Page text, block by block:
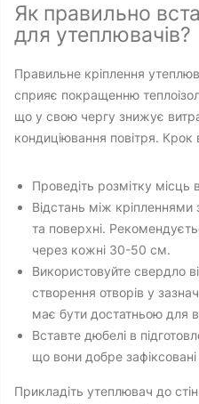
Як правильно
для утеплювачів?
Правильне кріплення
сприяє покращенню
що у свою чергу знижує
кондиціювання повітря. Крок
Проведіть розмітку місць
Відстань між
та поверхні.
через кожні 30-50 см.
Використовуйте свердло
створення отворів у
має бути достатньою для
Вставте дюбелі в
що вони добре зафіксовані
Прикладіть утеплювач до